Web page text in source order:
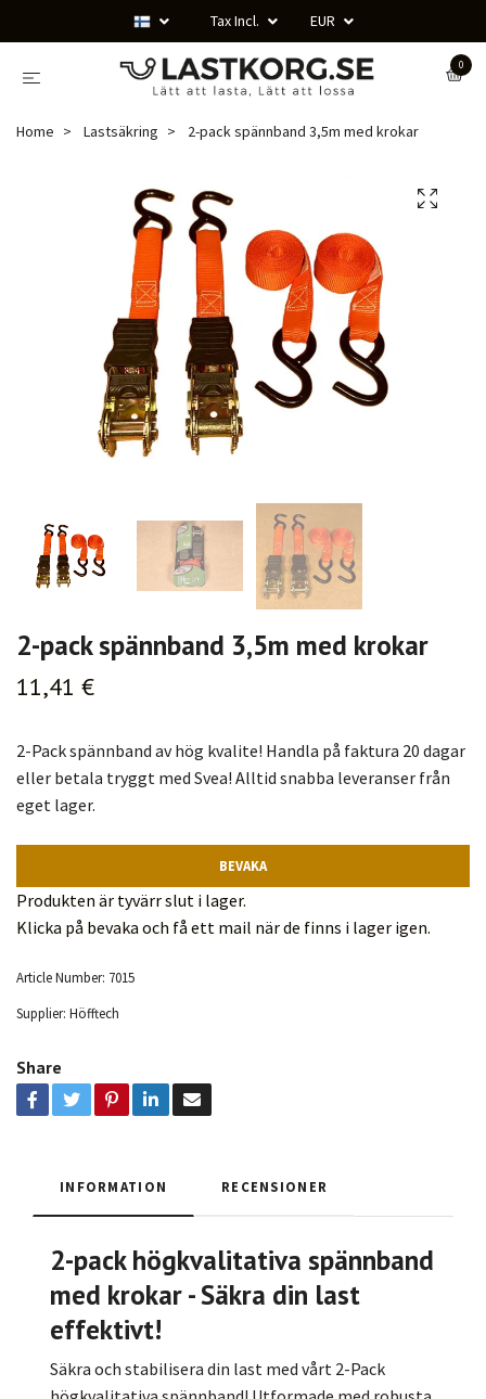
Tax Incl. EUR
0
Home Lastsäkring 2-pack spännband 3,5m med krokar
2-pack spännband 3,5m med krokar
11,41 €
2-Pack spännband av hög kvalite! Handla på faktura 20 dagar
eller betala tryggt med Svea! Alltid snabba leveranser från
eget lager.
BEVAKA
Produkten är tyvärr slut i lager.
Klicka på bevaka och få ett mail när de finns i lager igen.
Article Number: 7015
Supplier: Höfftech
Share
INFORMATION RECENSIONER
2-pack högkvalitativa spännband
med krokar - Säkra din last
effektivt!
Säkra och stabilisera din last med vårt 2-Pack